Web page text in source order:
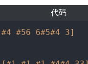
代码
#56 6#5#4 3]